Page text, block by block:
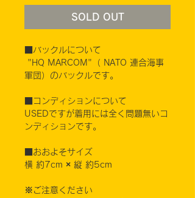
SOLD OUT
■バックルについて
"HQ MARCOM"（ NATO 連合海事
軍団）のバックルです。
■コンディションについて
USEDですが着用には全く問題無いコ
ンディションです。
■おおよそサイズ
横 約7cm × 縦 約5cm
※ご注意ください